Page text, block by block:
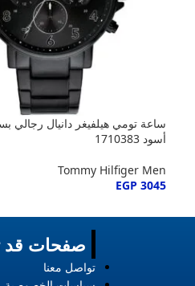
ساعة تومي هيلفيغر دانيال رجالي
أسود 1710383
Tommy Hilfiger Men
EGP 3045
صفحات قد
تواصل معنا